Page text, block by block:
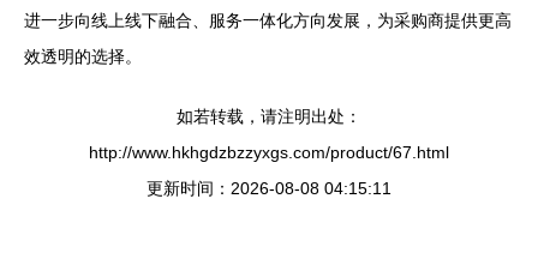
进一步向线上线下融合、服务一体化方向发展，为采购商提供更高
效透明的选择。
如若转载，请注明出处：
http://www.hkhgdzbzzyxgs.com/product/67.html
更新时间：2026-08-08 04:15:11